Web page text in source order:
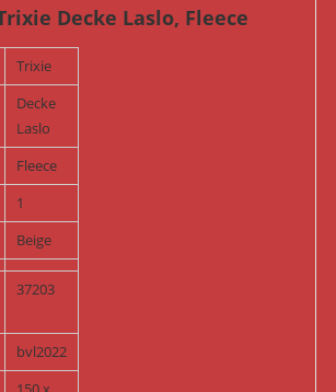
Decke Laslo, Fleece
Trixie
Decke
Laslo
Fleece
1
Beige
37203
bvl2022